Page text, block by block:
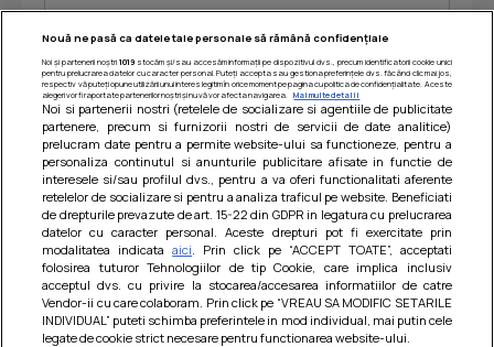
Parola:
Am uitat parola
Nouă ne pasă ca datele tale personale să rămână confidențiale
Noi și partenerii noștri 1019stocăm și/sau accesăm informații pe dispozitivul dvs., precum identificatorii cookie unici
pentru prelucrarea datelor cu caracter personal. Puteți accepta sau gestiona preferințele dvs. făcând clic mai jos,
respectiv vă puteți opune utilizării unui interes legitim în orice moment pe pagina cu politica de confidențialitate. Aceste
alegeri vor fi raportate partenerilor noștri și nu vă vor afecta navigarea.
Mai multe detalii
Noi si partenerii nostri (retelele de socializare si agentiile de publicitate
partenere, precum si furnizorii nostri de servicii de date analitice)
prelucram date pentru a permite website-ului sa functioneze, pentru a
personaliza continutul si anunturile publicitare afisate in functie de
interesele si/sau profilul dvs., pentru a va oferi functionalitati aferente
retelelor de socializare si pentru a analiza traficul pe website. Beneficiati
de drepturile prevazute de art. 15-22 din GDPR in legatura cu prelucrarea
datelor cu caracter personal. Aceste drepturi pot fi exercitate prin
modalitatea indicataaici . Prin click pe “ACCEPT TOATE”, acceptati
folosirea tuturor Tehnologiilor de tip Cookie, care implica inclusiv
acceptul dvs. cu privire la stocarea/accesarea informatiilor de catre
Vendor-ii cu care colaboram. Prin click pe “VREAU SA MODIFIC SETARILE
INDIVIDUAL” puteti schimba preferintele in mod individual, mai putin cele
legate de cookie strict necesare pentru functionarea website-ului.